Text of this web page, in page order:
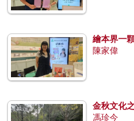
繪本界一
陳家偉
金秋文化
馮珍今